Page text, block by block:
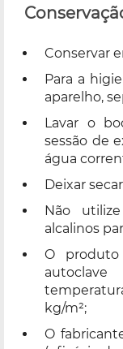
Conservar
Para a
aparelho,
Lavar o
sessão de
água
Deixar
Não
alcalinos
O produto
kg/m²;
O